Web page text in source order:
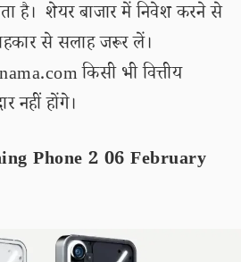
है। शेयर बाजार में निवेश करने से
से सलाह जरूर लें।
किसी भी वित्तीय
नहीं होंगे।
Phone 2 06 February